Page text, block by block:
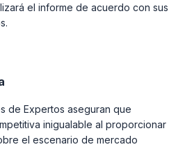
el informe de acuerdo con sus
de Expertos aseguran que
inigualable al proporcionar
el escenario de mercado